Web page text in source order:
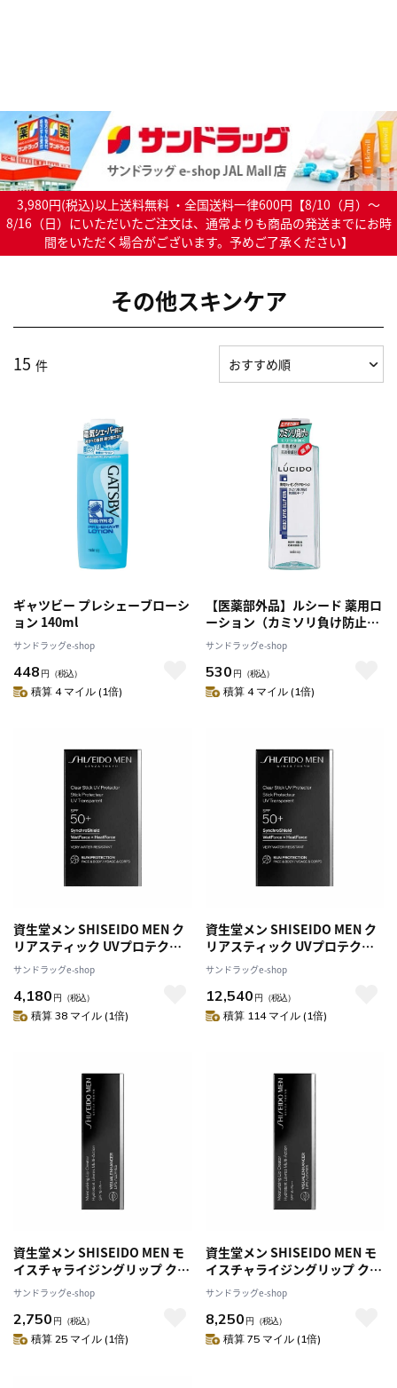
3,980円(税込)以上送料無料 ・全国送料一律600円【8/10（月）～
8/16（日）にいただいたご注文は、通常よりも商品の発送までにお時
間をいただく場合がございます。予めご了承ください】
その他スキンケア
15 件
ギャツビー プレシェーブローシ
ョン 140ml
サンドラッグe-shop
448 円 （税込）
積算 4 マイル (1倍)
【医薬部外品】ルシード 薬用ロ
ーション（カミソリ負け防止）
140ml
サンドラッグe-shop
530 円 （税込）
積算 4 マイル (1倍)
資生堂メン SHISEIDO MEN ク
リアスティック UVプロテクタ-
20g
サンドラッグe-shop
4,180 円 （税込）
積算 38 マイル (1倍)
資生堂メン SHISEIDO MEN ク
リアスティック UVプロテク
タ‐ 20g【3個セット】
サンドラッグe-shop
12,540 円 （税込）
積算 114 マイル (1倍)
資生堂メン SHISEIDO MEN モ
イスチャライジングリップ クリ
エイター 2g
サンドラッグe-shop
2,750 円 （税込）
積算 25 マイル (1倍)
資生堂メン SHISEIDO MEN モ
イスチャライジングリップ クリ
エイター 2g【3個セット】
サンドラッグe-shop
8,250 円 （税込）
積算 75 マイル (1倍)